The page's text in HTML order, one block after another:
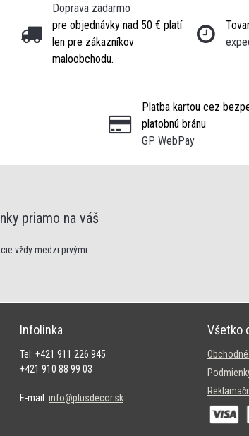
Doprava zadarmo
pre objednávky nad 50 € platí
len pre zákazníkov
maloobchodu.
Platba kartou cez
platobnú bránu
GP WebPay
priamo na váš
vždy medzi prvými
Infolinka
Tel: +421 911 226 945
+421 910 88 99 03
E-mail: info@plusdecor.sk
Všetko